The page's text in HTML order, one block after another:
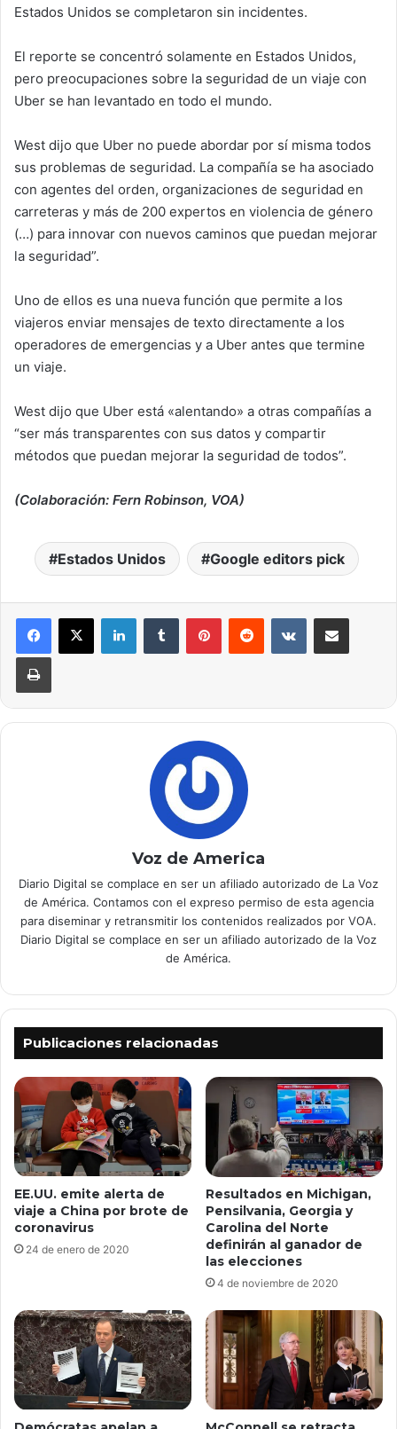
Estados Unidos se completaron sin incidentes.
El reporte se concentró solamente en Estados Unidos,
pero preocupaciones sobre la seguridad de un viaje con
Uber se han levantado en todo el mundo.
West dijo que Uber no puede abordar por sí misma todos
sus problemas de seguridad. La compañía se ha asociado
con agentes del orden, organizaciones de seguridad en
carreteras y más de 200 expertos en violencia de género
(…) para innovar con nuevos caminos que puedan mejorar
la seguridad”.
Uno de ellos es una nueva función que permite a los
viajeros enviar mensajes de texto directamente a los
operadores de emergencias y a Uber antes que termine
un viaje.
West dijo que Uber está «alentando» a otras compañías a
“ser más transparentes con sus datos y compartir
métodos que puedan mejorar la seguridad de todos”.
(Colaboración: Fern Robinson, VOA)
Estados Unidos Google editors pick
Voz de America
Diario Digital se complace en ser un afiliado autorizado de La Voz
de América. Contamos con el expreso permiso de esta agencia
para diseminar y retransmitir los contenidos realizados por VOA.
Diario Digital se complace en ser un afiliado autorizado de la Voz
de América.
Publicaciones relacionadas
EE.UU. emite alerta de
viaje a China por brote de
coronavirus
24 de enero de 2020
Resultados en Michigan,
Pensilvania, Georgia y
Carolina del Norte
definirán al ganador de
las elecciones
4 de noviembre de 2020